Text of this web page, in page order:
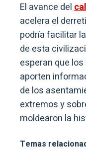
El avance del
acelera el
podría facilitar
de esta
esperan que
aporten
de los
extremos y
moldearon la
Temas